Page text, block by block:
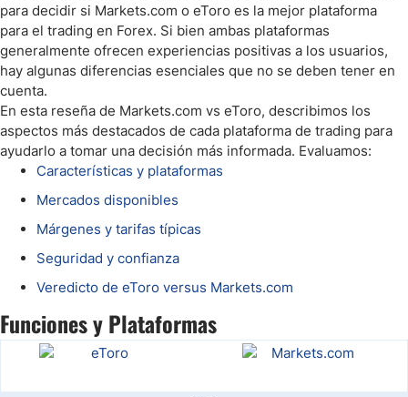
para decidir si Markets.com o eToro es la mejor plataforma
para el trading en Forex. Si bien ambas plataformas
generalmente ofrecen experiencias positivas a los usuarios,
hay algunas diferencias esenciales que no se deben tener en
cuenta.
En esta reseña de Markets.com vs eToro, describimos los
aspectos más destacados de cada plataforma de trading para
ayudarlo a tomar una decisión más informada. Evaluamos:
Características y plataformas
Mercados disponibles
Márgenes y tarifas típicas
Seguridad y confianza
Veredicto de eToro versus Markets.com
Funciones y Plataformas